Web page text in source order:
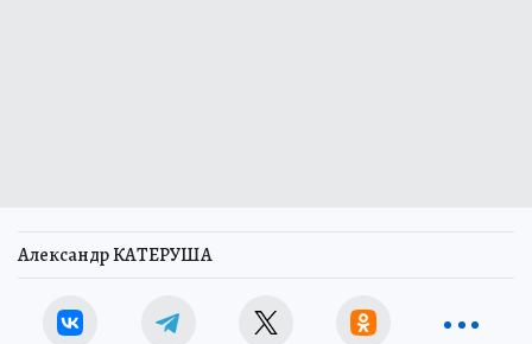
Александр КАТЕРУША